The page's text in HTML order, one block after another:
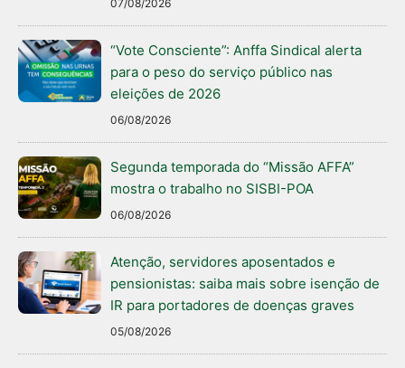
07/08/2026
“Vote Consciente”: Anffa Sindical alerta
para o peso do serviço público nas
eleições de 2026
06/08/2026
Segunda temporada do “Missão AFFA”
mostra o trabalho no SISBI-POA
06/08/2026
Atenção, servidores aposentados e
pensionistas: saiba mais sobre isenção de
IR para portadores de doenças graves
05/08/2026